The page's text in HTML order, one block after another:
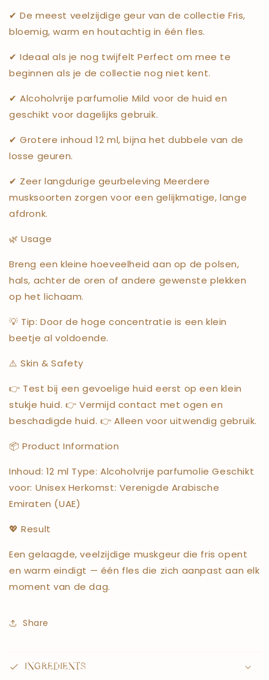
✔ De meest veelzijdige geur van de collectie Fris,
bloemig, warm en houtachtig in één fles.
✔ Ideaal als je nog twijfelt Perfect om mee te
beginnen als je de collectie nog niet kent.
✔ Alcoholvrije parfumolie Mild voor de huid en
geschikt voor dagelijks gebruik.
✔ Grotere inhoud 12 ml, bijna het dubbele van de
losse geuren.
✔ Zeer langdurige geurbeleving Meerdere
musksoorten zorgen voor een gelijkmatige, lange
afdronk.
🌿 Usage
Breng een kleine hoeveelheid aan op de polsen,
hals, achter de oren of andere gewenste plekken
op het lichaam.
💡 Tip: Door de hoge concentratie is een klein
beetje al voldoende.
⚠️ Skin & Safety
👉 Test bij een gevoelige huid eerst op een klein
stukje huid. 👉 Vermijd contact met ogen en
beschadigde huid. 👉 Alleen voor uitwendig gebruik.
📦 Product Information
Inhoud: 12 ml Type: Alcoholvrije parfumolie Geschikt
voor: Unisex Herkomst: Verenigde Arabische
Emiraten (UAE)
💖 Result
Een gelaagde, veelzijdige muskgeur die fris opent
en warm eindigt — één fles die zich aanpast aan elk
moment van de dag.
Share
INGREDIENTS